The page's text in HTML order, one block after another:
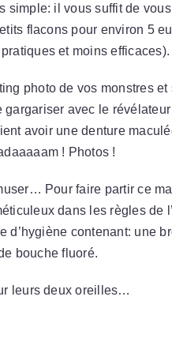
simple: il vous suffit de
flacons pour environ 5
et moins efficaces).
photo de vos monstres
avec le
avoir une denture
! Photos !
Pour faire partir ce
dans les règles de
d’hygiène contenant: une
bouche fluoré.
leurs deux oreilles…